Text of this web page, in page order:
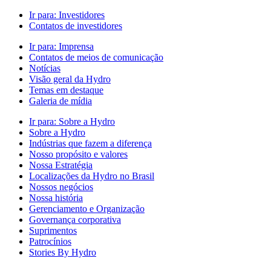
Ir para: Investidores
Contatos de investidores
Ir para: Imprensa
Contatos de meios de comunicação
Notícias
Visão geral da Hydro
Temas em destaque
Galeria de mídia
Ir para: Sobre a Hydro
Sobre a Hydro
Indústrias que fazem a diferença
Nosso propósito e valores
Nossa Estratégia
Localizações da Hydro no Brasil
Nossos negócios
Nossa história
Gerenciamento e Organização
Governança corporativa
Suprimentos
Patrocínios
Stories By Hydro